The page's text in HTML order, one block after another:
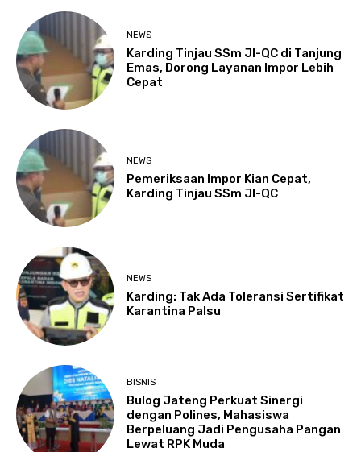
NEWS
Karding Tinjau SSm JI-QC di Tanjung
Emas, Dorong Layanan Impor Lebih
Cepat
NEWS
Pemeriksaan Impor Kian Cepat,
Karding Tinjau SSm JI-QC
NEWS
Karding: Tak Ada Toleransi Sertifikat
Karantina Palsu
BISNIS
Bulog Jateng Perkuat Sinergi
dengan Polines, Mahasiswa
Berpeluang Jadi Pengusaha Pangan
Lewat RPK Muda